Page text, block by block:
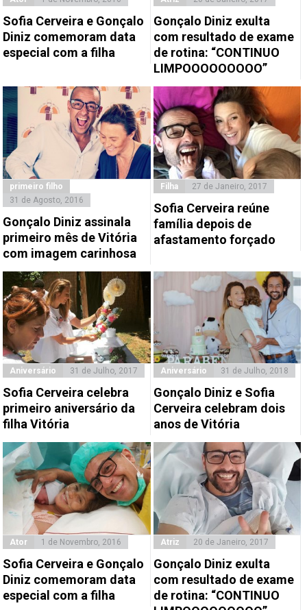
Sofia Cerveira e Gonçalo
Diniz comemoram data
especial com a filha
Gonçalo Diniz exulta
com resultado de exame
de rotina: “CONTINUO
LIMPOOOOOOOOO”
primeiro filho
31 de Agosto, 2016
Gonçalo Diniz assinala
primeiro mês de Vitória
com imagem carinhosa
Filha 27 de Janeiro, 2017
Sofia Cerveira reúne
família depois de
afastamento forçado
Aniversário 31 de Julho, 2017
Sofia Cerveira celebra
primeiro aniversário da
filha Vitória
Aniversário 31 de Julho, 2018
Gonçalo Diniz e Sofia
Cerveira celebram dois
anos de Vitória
Ator 1 de Novembro, 2016
Sofia Cerveira e Gonçalo
Diniz comemoram data
especial com a filha
Atriz 20 de Janeiro, 2017
Gonçalo Diniz exulta
com resultado de exame
de rotina: “CONTINUO